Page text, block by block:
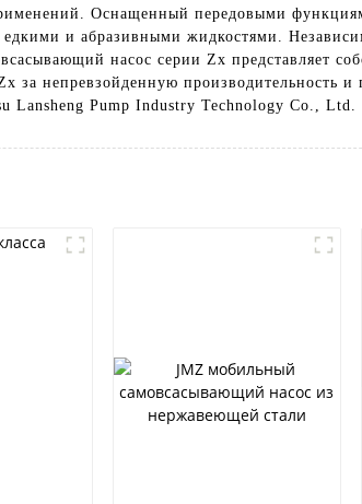
Оснащенный передовыми
едкими и абразивными жидкостями.
насос серии Zx представляет
за непревзойденную производительность
Lansheng Pump Industry Technology Co., Ltd.